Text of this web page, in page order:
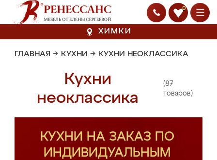
0
ХИМКИ
ГЛАВНАЯ → КУХНИ → КУХНИ НЕОКЛАССИКА
Кухни
неоклассика
(87
товаров)
КУХНИ НА ЗАКАЗ ПО
ИНДИВИДУАЛЬНЫМ